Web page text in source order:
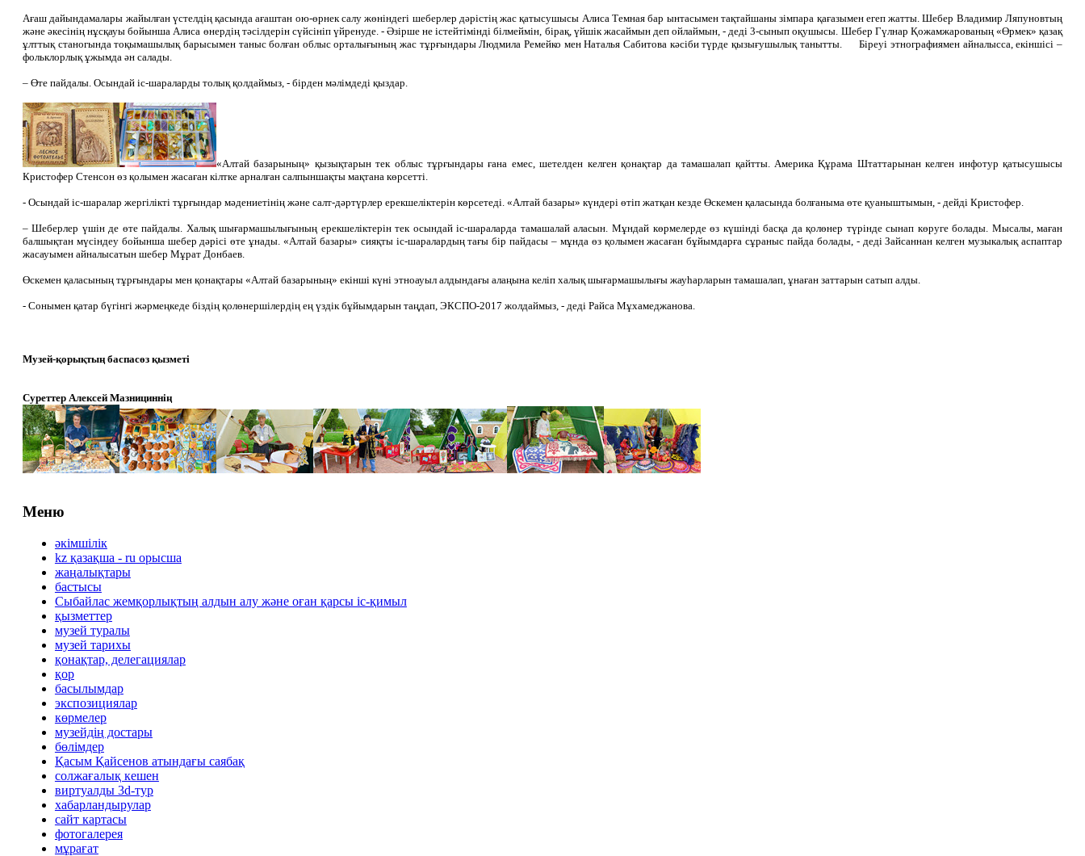
Ағаш дайындамалары жайылған үстелдің қасында ағаштан ою-өрнек салу жөніндегі шеберлер дәрістің жас қатысушысы Алиса Темная бар ынтасымен тақтайшаны зімпара қағазымен егеп жатты. Шебер Владимир Ляпуновтың
және әкесінің нұсқауы бойынша Алиса өнердің тәсілдерін сүйсініп үйренуде. - Әзірше не істейтімінді білмеймін, бірақ, үйшік жасаймын деп ойлаймын, - деді 3-сынып оқушысы. Шебер Гүлнар Қожамжарованың «Өрмек» қазақ
ұлттық станогында тоқымашылық барысымен таныс болған облыс орталығының жас тұрғындары Людмила Ремейко мен Наталья Сабитова кәсіби түрде қызығушылық танытты. Біреуі этнографиямен айналысса, екіншісі –
фольклорлық ұжымда ән салады.
– Өте пайдалы. Осындай іс-шараларды толық қолдаймыз, - бірден мәлімдеді қыздар.
«Алтай базарының» қызықтарын тек облыс тұрғындары ғана емес, шетелден келген қонақтар да тамашалап қайтты. Америка Құрама Штаттарынан келген инфотур қатысушысы
Кристофер Стенсон өз қолымен жасаған кілтке арналған салпыншақты мақтана көрсетті.
- Осындай іс-шаралар жергілікті тұрғындар мәдениетінің және салт-дәртүрлер ерекшеліктерін көрсетеді. «Алтай базары» күндері өтіп жатқан кезде Өскемен қаласында болғаныма өте қуаныштымын, - дейді Кристофер.
– Шеберлер үшін де өте пайдалы. Халық шығармашылығының ерекшеліктерін тек осындай іс-шараларда тамашалай аласын. Мұндай көрмелерде өз күшінді басқа да қолөнер түрінде сынап көруге болады. Мысалы, маған
балшықтан мүсіндеу бойынша шебер дәрісі өте ұнады. «Алтай базары» сияқты іс-шаралардың тағы бір пайдасы – мұнда өз қолымен жасаған бұйымдарға сұраныс пайда болады, - деді Зайсаннан келген музыкалық аспаптар
жасауымен айналысатын шебер Мұрат Донбаев.
Өскемен қаласының тұрғындары мен қонақтары «Алтай базарының» екінші күні этноауыл алдындағы алаңына келіп халық шығармашылығы жауһарларын тамашалап, ұнаған заттарын сатып алды.
- Сонымен қатар бүгінгі жәрмеңкеде біздің қолөнершілердің ең үздік бұйымдарын таңдап, ЭКСПО-2017 жолдаймыз, - деді Райса Мұхамеджанова.
Музей-қорықтың баспасөз қызметі
Суреттер Алексей Мазнициннің
Меню
әкімшілік
kz қазақша - ru орысша
жаңалықтары
бастысы
Сыбайлас жемқорлықтың алдын алу және оған қарсы іс-қимыл
қызметтер
музей туралы
музей тарихы
қонақтар, делегациялар
қор
басылымдар
экспозициялар
көрмелер
музейдің достары
бөлімдер
Қасым Қайсенов атындағы саябақ
солжағалық кешен
виртуалды 3d-тур
xабарландырулар
сайт картасы
фотогалерея
мұрағат